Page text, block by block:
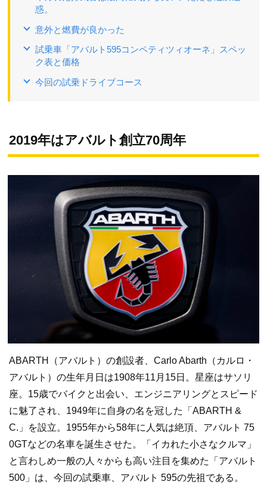
惑。
意外と燃費が良かった
試乗車「アバルト595コンペティツィオーネ」スペッ
ク表と価格
今回の試乗ドライブコース
2019年はアバルト創立70周年
ABARTH（アバルト）の創設者、Carlo Abarth（カルロ・
アバルト）の生年月日は1908年11月15日。星座はサソリ
座。15歳でバイクと出会い、エンジニアリングとスピード
に魅了され、1949年に自身の名を冠した「ABARTH &
C.」を設立。1955年から58年に人気は絶頂、アバルト 75
0GTなどの名車を誕生させた。「イカれた小さなクルマ」
と言わしめ一般の人々からも高い注目を集めた「アバルト
500」は、今回の試乗車、アバルト 595の先祖である。